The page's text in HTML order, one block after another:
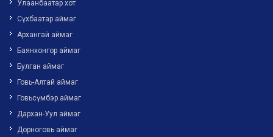
Улаанбаатар хот
Сүхбаатар аймаг
Архангай аймаг
Баянхонгор аймаг
Булган аймаг
Говь-Алтай аймаг
Говьсүмбэр аймаг
Дархан-Уул аймаг
Дорноговь аймаг